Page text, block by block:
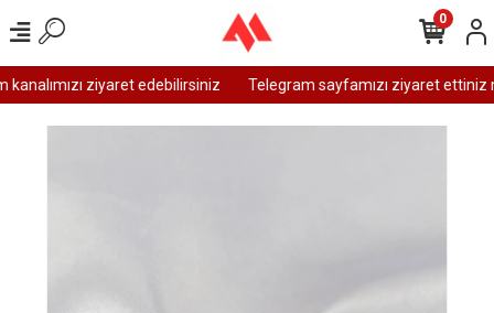
ziyaret edebilirsiniz Telegram sayfamızı ziyaret ettiniz
0